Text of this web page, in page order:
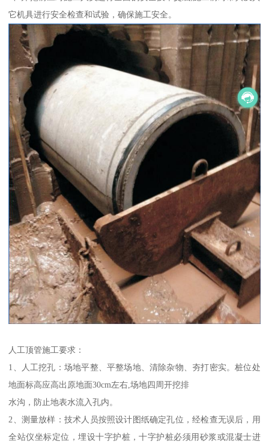
它机具进行安全检查和试验，确保施工安全。
人工顶管施工要求：
1、人工挖孔：场地平整、平整场地、清除杂物、夯打密实。桩位处
地面标高应高出原地面30cm左右,场地四周开挖排
水沟，防止地表水流入孔内。
2、测量放样：技术人员按照设计图纸确定孔位，经检查无误后，用
全站仪坐标定位，埋设十字护桩，十字护桩必须用砂浆或混凝士进